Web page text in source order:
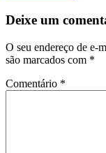
Deixe um
O seu endereço de e-
são marcados com *
Comentário *